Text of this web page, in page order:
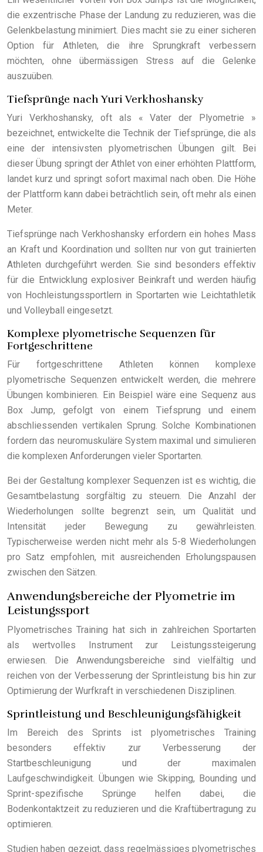
die exzentrische Phase der Landung zu reduzieren, was die
Gelenkbelastung minimiert. Dies macht sie zu einer sicheren
Option für Athleten, die ihre Sprungkraft verbessern
möchten, ohne übermässigen Stress auf die Gelenke
auszuüben.
Tiefsprünge nach Yuri Verkhoshansky
Yuri Verkhoshansky, oft als « Vater der Plyometrie »
bezeichnet, entwickelte die Technik der Tiefsprünge, die als
eine der intensivsten plyometrischen Übungen gilt. Bei
dieser Übung springt der Athlet von einer erhöhten Plattform,
landet kurz und springt sofort maximal nach oben. Die Höhe
der Plattform kann dabei beträchtlich sein, oft mehr als einen
Meter.
Tiefsprünge nach Verkhoshansky erfordern ein hohes Mass
an Kraft und Koordination und sollten nur von gut trainierten
Athleten durchgeführt werden. Sie sind besonders effektiv
für die Entwicklung explosiver Beinkraft und werden häufig
von Hochleistungssportlern in Sportarten wie Leichtathletik
und Volleyball eingesetzt.
Komplexe plyometrische Sequenzen für
Fortgeschrittene
Für fortgeschrittene Athleten können komplexe
plyometrische Sequenzen entwickelt werden, die mehrere
Übungen kombinieren. Ein Beispiel wäre eine Sequenz aus
Box Jump, gefolgt von einem Tiefsprung und einem
abschliessenden vertikalen Sprung. Solche Kombinationen
fordern das neuromuskuläre System maximal und simulieren
die komplexen Anforderungen vieler Sportarten.
Bei der Gestaltung komplexer Sequenzen ist es wichtig, die
Gesamtbelastung sorgfältig zu steuern. Die Anzahl der
Wiederholungen sollte begrenzt sein, um Qualität und
Intensität jeder Bewegung zu gewährleisten.
Typischerweise werden nicht mehr als 5-8 Wiederholungen
pro Satz empfohlen, mit ausreichenden Erholungspausen
zwischen den Sätzen.
Anwendungsbereiche der Plyometrie im
Leistungssport
Plyometrisches Training hat sich in zahlreichen Sportarten
als wertvolles Instrument zur Leistungssteigerung
erwiesen. Die Anwendungsbereiche sind vielfältig und
reichen von der Verbesserung der Sprintleistung bis hin zur
Optimierung der Wurfkraft in verschiedenen Disziplinen.
Sprintleistung und Beschleunigungsfähigkeit
Im Bereich des Sprints ist plyometrisches Training
besonders effektiv zur Verbesserung der
Startbeschleunigung und der maximalen
Laufgeschwindigkeit. Übungen wie Skipping, Bounding und
Sprint-spezifische Sprünge helfen dabei, die
Bodenkontaktzeit zu reduzieren und die Kraftübertragung zu
optimieren.
Studien haben gezeigt, dass regelmässiges plyometrisches